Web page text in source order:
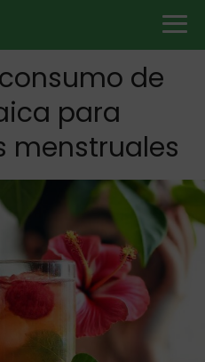
de
para
menstruales